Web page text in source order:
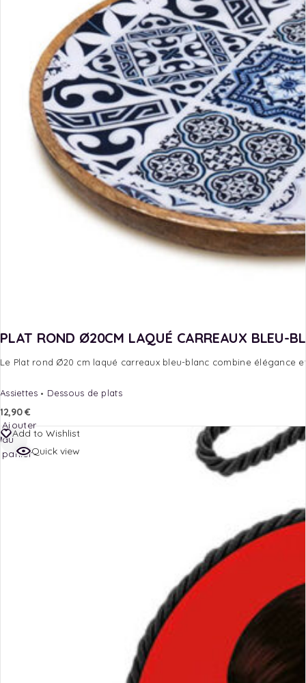
PLAT ROND Ø20CM LAQUÉ CARREAUX BLEU-
Le Plat rond Ø20 cm laqué carreaux bleu-blanc combine élégance
Assiettes Dessous de plats
12,90€
Add to Wishlist
Quick view
Ajouter
au
panier